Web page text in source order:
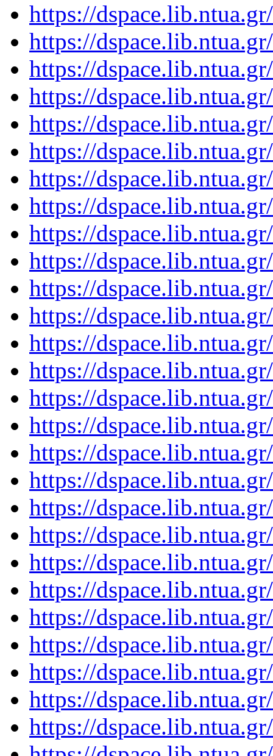
https://
https://
https://
https://
https://
https://
https://
https://
https://
https://
https://
https://
https://
https://
https://
https://
https://
https://
https://
https://
https://
https://
https://
https://
https://
https://
https://